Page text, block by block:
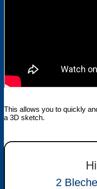
This allows you to quickly
a 3D sketch.
2